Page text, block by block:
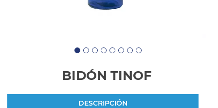
BIDÓN TINOF
DESCRIPCIÓN